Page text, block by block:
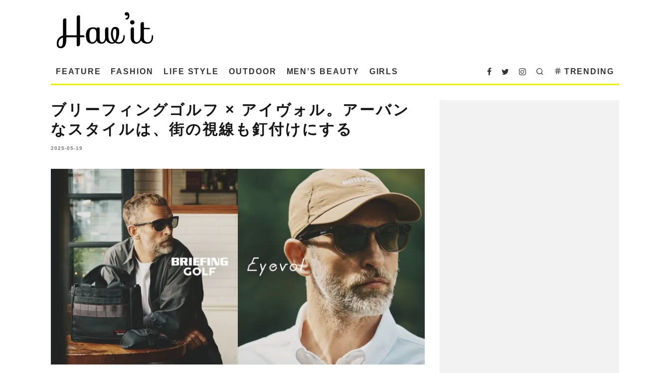
FEATURE FASHION LIFE STYLE OUTDOOR MEN’S BEAUTY GIRLS TRENDING
ブリーフィングゴルフ × アイヴォル。アーバン
なスタイルは、街の視線も釘付けにする
2025-05-19